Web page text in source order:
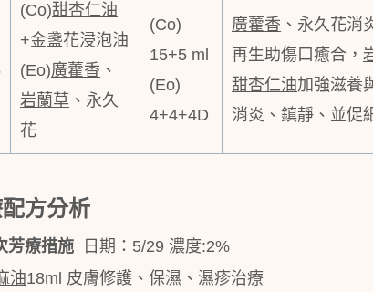
(Co)甜杏仁油
+金盞花浸泡油
(Eo)廣藿香 、
岩蘭草 、永久
花
(Co)
15+5 ml
(Eo)
4+4+4D
廣藿香 、永久花消
再生助傷口癒合，
甜杏仁油加強滋養
消炎、鎮靜、並促
方分析
芳療措施 日期： 5/29 濃度:2%
油18ml 皮膚修護、保濕、濕疹治療